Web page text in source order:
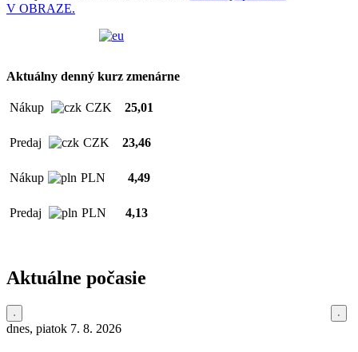
V OBRAZE.
Aktuálny denný kurz zmenárne
Nákup CZK 25,01
Predaj CZK 23,46
Nákup PLN 4,49
Predaj PLN 4,13
Aktuálne počasie
dnes, piatok 7. 8. 2026